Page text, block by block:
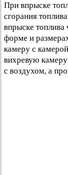
При впрыске
сгорания
впрыске топлива
форме и
камеру с
вихревую
с воздухом, а